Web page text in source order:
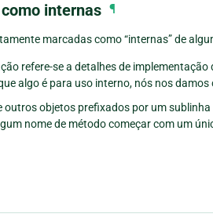
como internas ¶
marcadas como “internas” de
refere-se a detalhes de
algo é para uso interno, nós nos damos
outros objetos prefixados por um sublinha
nome de método começar com um